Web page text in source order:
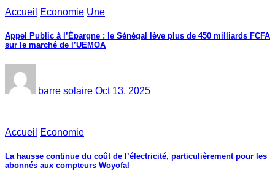
Accueil Economie Une
Appel Public à l’Épargne : le Sénégal lève plus de 450 milliards FCFA
sur le marché de l’UEMOA
barre solaire Oct 13, 2025
Accueil Economie
La hausse continue du coût de l’électricité, particulièrement pour les
abonnés aux compteurs Woyofal